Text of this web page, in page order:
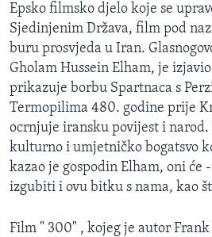
pretraguBOSNA I HERCEGOVINA
SVIJET
SPECIJALNI PROJEKTI
KORUPCIJA
SLOBODA MEDIJA
ŽENSKA STRANA
IZBJEGLIČKA STRANA
MAGAZIN
O GLASU AMERIKE
Learning English
Epsko filmsko djelo koje se
Sjedinjenim Država, film pod
buru prosvjeda u Iran.
Gholam Hussein Elham, je
prikazuje borbu Spartnaca s
Termopilima 480. godine prije
ocrnjuje iransku povijest i narod.
kulturno i umjetničko bogatsvo
kazao je gospodin Elham, oni će
izgubiti i ovu bitku s nama, kao
Film " 300" , kojeg je autor